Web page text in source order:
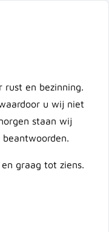
rust en bezinning.
u wij niet
staan wij
graag tot ziens.